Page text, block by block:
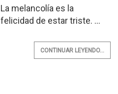
La melancolía es la
felicidad de estar triste. ...
CONTINUAR LEYENDO...